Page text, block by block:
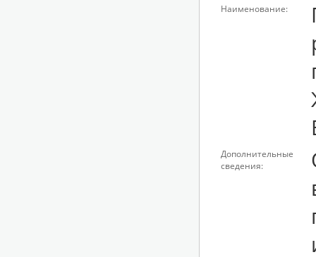
Наименование:
Дополнительные
сведения: